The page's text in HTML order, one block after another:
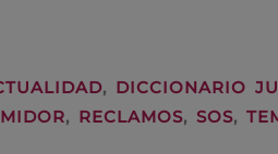
, DICCIONARIO
, RECLAMOS, SOS,